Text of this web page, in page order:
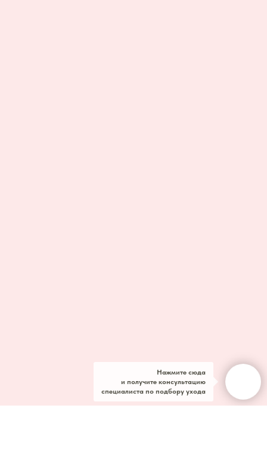
Нажмите сюда
и получите консультацию
специалиста по подбору ухода